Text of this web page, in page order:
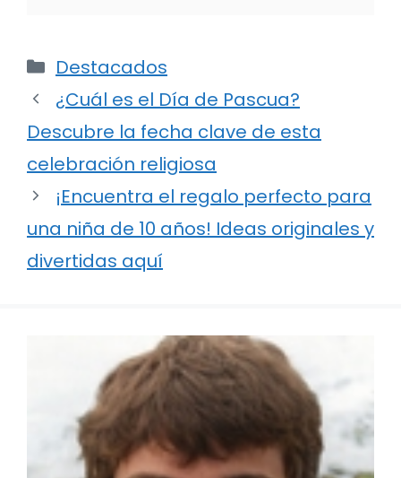
Categorías
Destacados
¿Cuál es el Día de Pascua?
Descubre la fecha clave de esta
celebración religiosa
¡Encuentra el regalo perfecto para
una niña de 10 años! Ideas originales y
divertidas aquí